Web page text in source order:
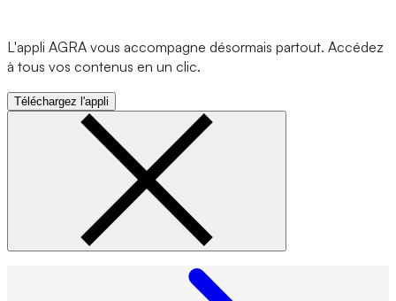
L'appli AGRA vous accompagne désormais partout. Accédez
à tous vos contenus en un clic.
Téléchargez l'appli